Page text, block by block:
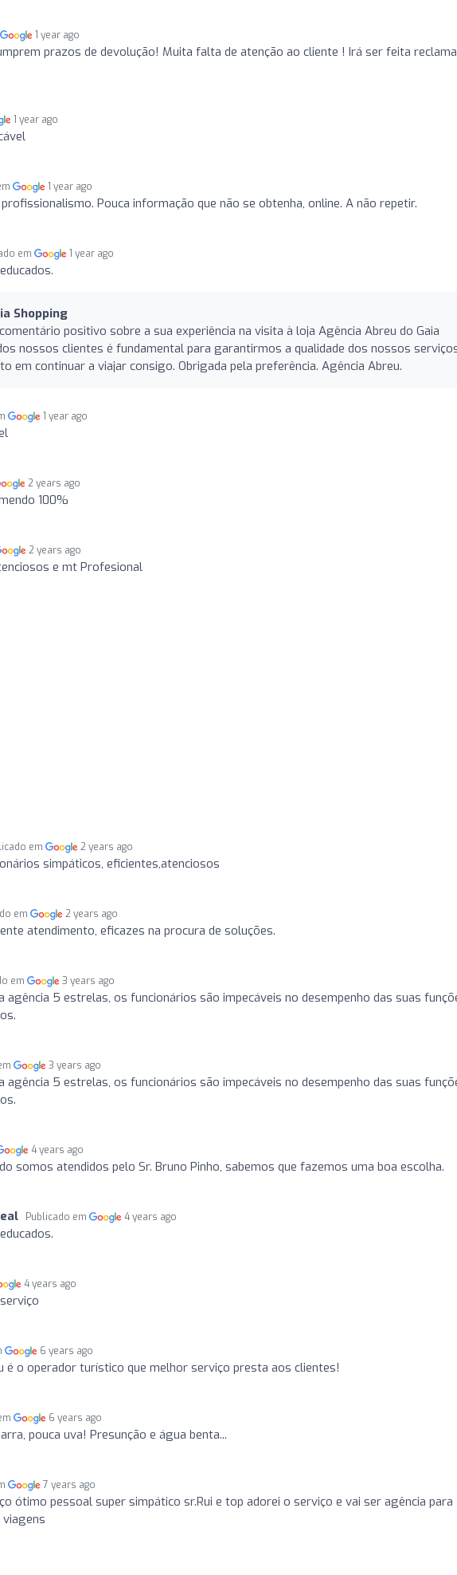
1 year ago
prazos de devolução! Muita falta de atenção ao cliente ! Irá ser feita
1 year ago
1 year ago
Pouca informação que não se obtenha, online. A não repetir.
em 1 year ago
Shopping
positivo sobre a sua experiência na visita à loja Agência Abreu do Gaia
nossos clientes é fundamental para garantirmos a qualidade dos nossos
em continuar a viajar consigo. Obrigada pela preferência. Agência Abreu.
1 year ago
2 years ago
100%
2 years ago
e mt Profesional
em 2 years ago
simpáticos, eficientes,atenciosos
em 2 years ago
atendimento, eficazes na procura de soluções.
em 3 years ago
agência 5 estrelas, os funcionários são impecáveis no desempenho das suas
3 years ago
agência 5 estrelas, os funcionários são impecáveis no desempenho das suas
4 years ago
somos atendidos pelo Sr. Bruno Pinho, sabemos que fazemos uma boa escolha.
Publicado em 4 years ago
4 years ago
6 years ago
é o operador turístico que melhor serviço presta aos clientes!
6 years ago
pouca uva! Presunção e água benta...
7 years ago
ótimo pessoal super simpático sr.Rui e top adorei o serviço e vai ser agência para